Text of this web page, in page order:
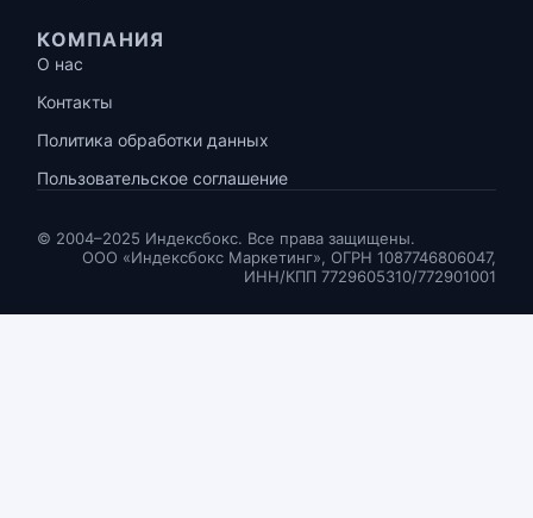
КОМПАНИЯ
О нас
Контакты
Политика обработки данных
Пользовательское соглашение
© 2004–2025 Индексбокс. Все права защищены.
ООО «Индексбокс Маркетинг», ОГРН 1087746806047,
ИНН/КПП 7729605310/772901001